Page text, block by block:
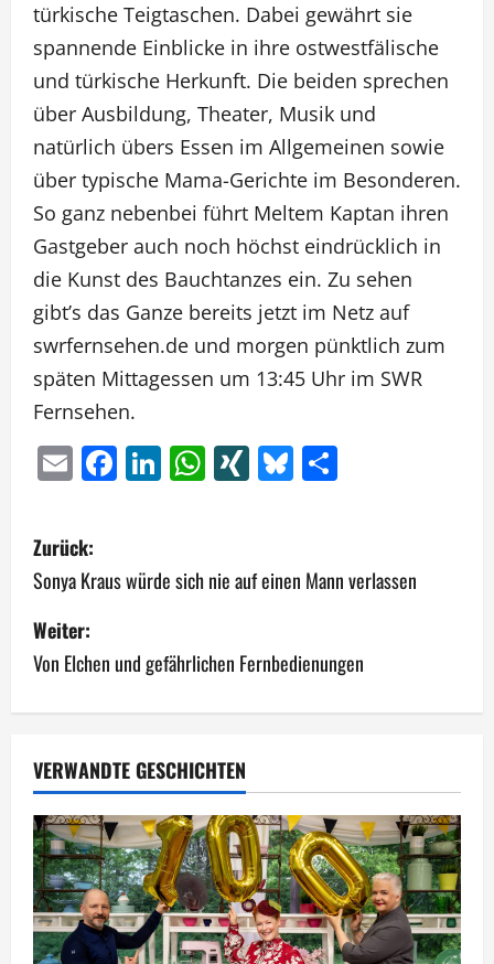
türkische Teigtaschen. Dabei gewährt sie
spannende Einblicke in ihre ostwestfälische
und türkische Herkunft. Die beiden sprechen
über Ausbildung, Theater, Musik und
natürlich übers Essen im Allgemeinen sowie
über typische Mama-Gerichte im Besonderen.
So ganz nebenbei führt Meltem Kaptan ihren
Gastgeber auch noch höchst eindrücklich in
die Kunst des Bauchtanzes ein. Zu sehen
gibt’s das Ganze bereits jetzt im Netz auf
swrfernsehen.de und morgen pünktlich zum
späten Mittagessen um 13:45 Uhr im SWR
Fernsehen.
EmailFacebook
LinkedIn
WhatsApp
XINGBluesky
B
e
i
t
r
a
g
s
n
a
Zurück:
Sonya Kraus würde sich nie auf einen Mann verlassen
Weiter:
Von Elchen und gefährlichen Fernbedienungen
VERWANDTE GESCHICHTEN